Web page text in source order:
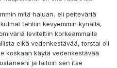
mitä haluan, eli peiteväriä
tehtiin kevyemmin kynällä,
leviteltiin korkeammalle
eikä vedenkestävää, torstai oli
koskaan käytä vedenkestävää
ja laitoin sen itse